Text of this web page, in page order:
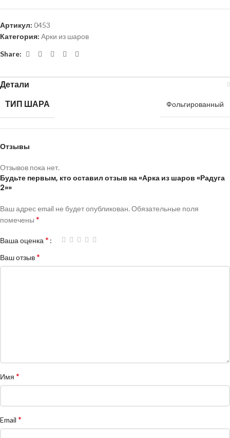
Артикул: 0453
Категория: Арки из шаров
Share:
Детали
ТИП ШАРА
Фольгированный
Отзывы
Отзывов пока нет.
Будьте первым, кто оставил отзыв на «Арка из шаров «Радуга
2»»
Ваш адрес email не будет опубликован. Обязательные поля
помечены *
Ваша оценка *
Ваш отзыв*
Имя *
Email *